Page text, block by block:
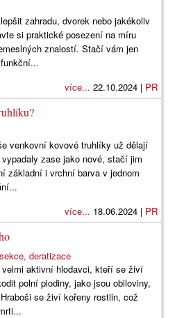
zahradu, dvorek nebo jakékoliv
si praktické posezení na míru
znalostí. Stačí vám jen
více... 22.10.2024 | PR
venkovní kovové truhlíky už dělají
zase jako nové, stačí jim
základní i vrchní barva v jednom
více... 18.06.2024 | PR
deratizace
velmi aktivní hlodavci, kteří se živí
polní plodiny, jako jsou obiloviny,
se živí kořeny rostlin, což